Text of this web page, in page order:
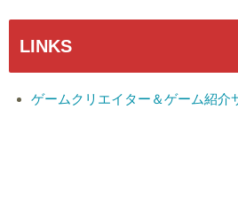
LINKS
ゲームクリエイター＆ゲーム紹介